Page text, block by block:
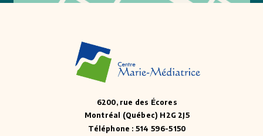
6200, rue des Écores
Montréal (Québec) H2G 2J5
Téléphone : 514 596-5150